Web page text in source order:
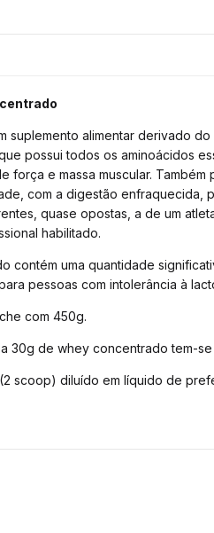
suplemento alimentar derivado
possui todos os aminoácidos
força e massa muscular.
com a digestão enfraquecida,
quase opostas, a de um
habilitado.
contém uma quantidade
pessoas com intolerância à
com 450g.
30g de whey concentrado tem-
scoop) diluído em líquido de